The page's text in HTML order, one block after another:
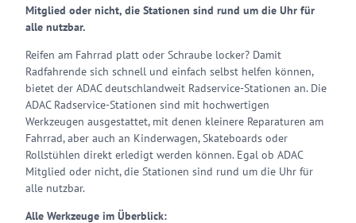
Mitglied oder nicht, die Stationen sind rund um die Uhr für
alle nutzbar.
Reifen am Fahrrad platt oder Schraube locker? Damit
Radfahrende sich schnell und einfach selbst helfen können,
bietet der ADAC deutschlandweit Radservice-Stationen an. Die
ADAC Radservice-Stationen sind mit hochwertigen
Werkzeugen ausgestattet, mit denen kleinere Reparaturen am
Fahrrad, aber auch an Kinderwagen, Skateboards oder
Rollstühlen direkt erledigt werden können. Egal ob ADAC
Mitglied oder nicht, die Stationen sind rund um die Uhr für
alle nutzbar.
Alle Werkzeuge im Überblick: